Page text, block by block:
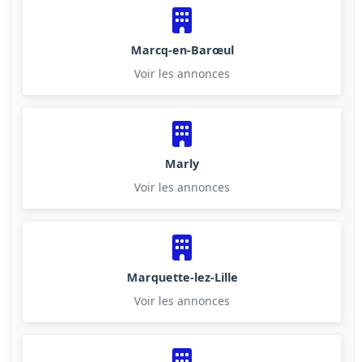
Marcq-en-Barœul
Voir les annonces
Marly
Voir les annonces
Marquette-lez-Lille
Voir les annonces